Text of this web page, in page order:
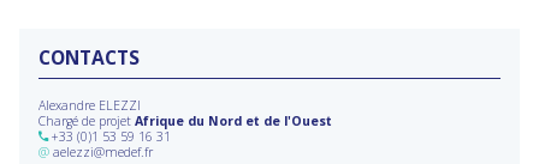
CONTACTS
Alexandre ELEZZI
Chargé de projet Afrique du Nord et de l'Ouest
+33 (0)1 53 59 16 31
@ aelezzi@medef.fr